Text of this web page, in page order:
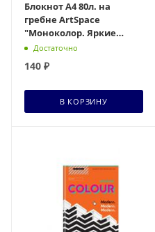
Блокнот А4 80л. на
гребне ArtSpace
"Моноколор. Яркие
акценты", твердая
подложка 285230
Достаточно
140 ₽
В КОРЗИНУ